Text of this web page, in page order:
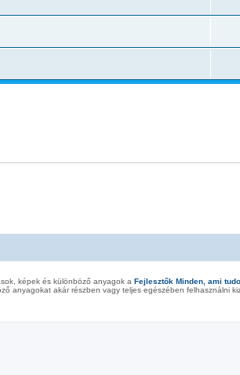
képek és különböző anyagok a Fejlesztők Minden, ami
anyagokat akár részben vagy teljes egészében felhasználni